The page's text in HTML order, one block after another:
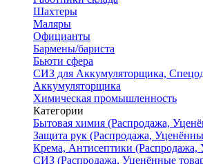
Шахтеры
Маляры
Официанты
Бармены/бариста
Бьюти сфера
СИЗ для Аккумуляторщика,
Аккумуляторщика
Химическая промышленность
Категории
Бытовая химия (Распродажа,
Защита рук (Распродажа,
Крема, Антисептики (Распродажа,
СИЗ (Распродажа, Уценённые